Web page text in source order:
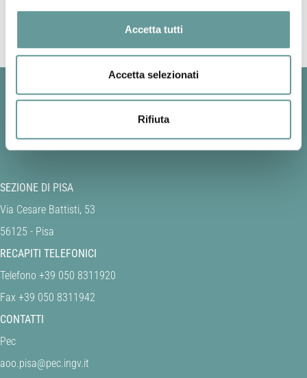
Accetta tutti
Accetta selezionati
Rifiuta
SEZIONE DI PISA
Via Cesare Battisti, 53
56125 - Pisa
RECAPITI TELEFONICI
Telefono +39 050 8311920
Fax +39 050 8311942
CONTATTI
Pec
aoo.pisa@pec.ingv.it